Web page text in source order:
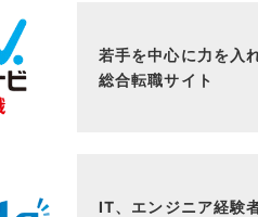
若手を中心に力を入
総合転職サイト
IT、エンジニア経験